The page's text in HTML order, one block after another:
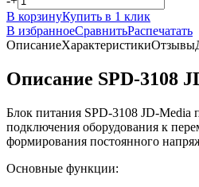
В корзинуКупить в 1 клик
В избранноеСравнитьРаспечатать
ОписаниеХарактеристикиОтзывы
Описание SPD-3108
Блок питания SPD-3108 JD-Media
подключения оборудования к
формирования постоянного
Основные функции: